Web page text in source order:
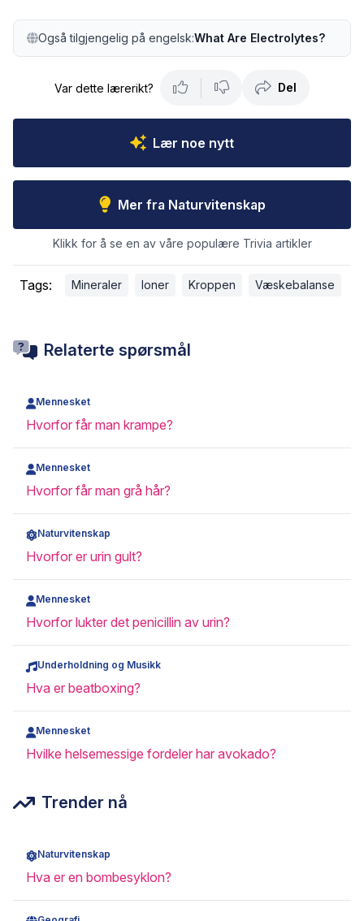
Også tilgjengelig på engelsk:What Are Electrolytes?
Var dette lærerikt? Del
Lær noe nytt
Mer fra Naturvitenskap
Klikk for å se en av våre populære Trivia artikler
Tags: Mineraler Ioner Kroppen Væskebalanse
Relaterte spørsmål
Mennesket
Hvorfor får man krampe?
Mennesket
Hvorfor får man grå hår?
Naturvitenskap
Hvorfor er urin gult?
Mennesket
Hvorfor lukter det penicillin av urin?
Underholdning og Musikk
Hva er beatboxing?
Mennesket
Hvilke helsemessige fordeler har avokado?
Trender nå
Naturvitenskap
Hva er en bombesyklon?